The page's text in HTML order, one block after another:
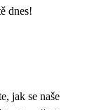
dnes!
jak se naše